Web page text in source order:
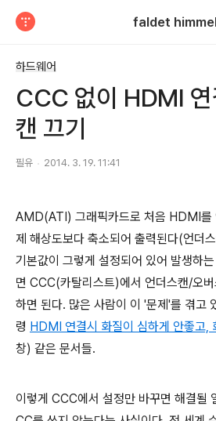
faldet
하드웨어
CCC 없이 HDMI 연
캔 끄기
필유 2014. 3. 19. 11:41
AMD(ATI) 그래픽카드로 처음 HDMI를
제 해상도보다 축소되어 출력된다(언더
기본값이 그렇게 설정되어 있어 발생하
면 CCC(카탈리스트)에서 언더스캔/오
하면 된다. 많은 사람이 이 '문제'를 겪고
령 HDMI 연결시 화질이 심하게 안좋고,
창) 같은 문서들.
이렇게 CCC에서 설정만 바꾸면 해결될